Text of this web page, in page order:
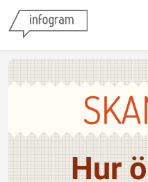
Hur